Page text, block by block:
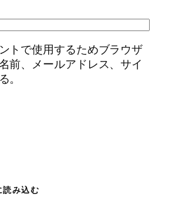
トで使用するためブラウザ
前、メールアドレス、サイ
。
読み込む